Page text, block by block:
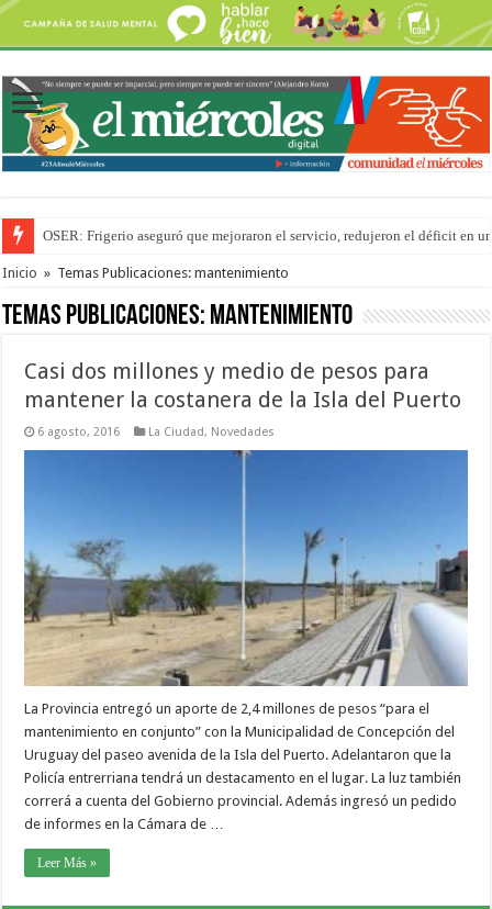
OSER: Frigerio aseguró que mejoraron el servicio, redujeron el déficit en
Por primera vez hicieron una cirugía de reconstrucción torácica en el
Inicio » Temas Publicaciones: mantenimiento
Temas Publicaciones: mantenimiento
Casi dos millones y medio de pesos para
mantener la costanera de la Isla del Puerto
6 agosto, 2016 La Ciudad, Novedades
La Provincia entregó un aporte de 2,4 millones de pesos “para el
mantenimiento en conjunto” con la Municipalidad de Concepción del
Uruguay del paseo avenida de la Isla del Puerto. Adelantaron que la
Policía entrerriana tendrá un destacamento en el lugar. La luz también
correrá a cuenta del Gobierno provincial. Además ingresó un pedido
de informes en la Cámara de …
Leer Más »